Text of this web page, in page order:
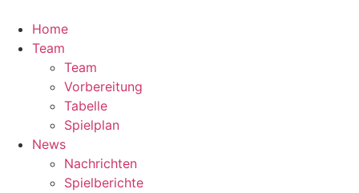
Inhalt
springen
Home
Team
Team
Vorbereitung
Tabelle
Spielplan
News
Nachrichten
Spielberichte